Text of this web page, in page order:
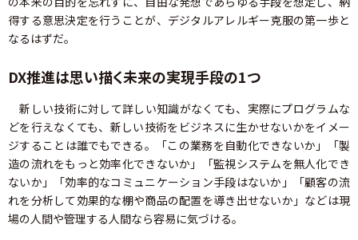
得する意思決定を行うことが、デジタルアレルギー克服の第一歩と
なるはずだ。
DX推進は思い描く未来の実現手段の1つ
新しい技術に対して詳しい知識がなくても、実際にプログラムな
どを行えなくても、新しい技術をビジネスに生かせないかをイメー
ジすることは誰でもできる。「この業務を自動化できないか」「製
造の流れをもっと効率化できないか」「監視システムを無人化でき
ないか」「効率的なコミュニケーション手段はないか」「顧客の流
れを分析して効果的な棚や商品の配置を導き出せないか」などは現
場の人間や管理する人間なら容易に気づける。